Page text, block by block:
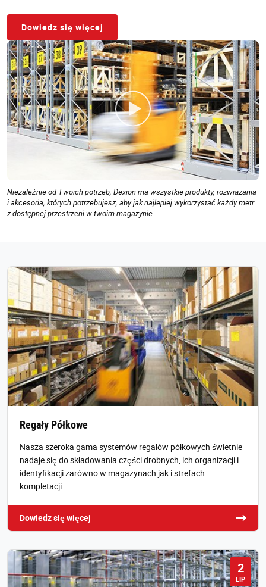
Dowiedz się więcej
Niezależnie od Twoich potrzeb, Dexion ma wszystkie produkty, rozwiązania
i akcesoria, których potrzebujesz, aby jak najlepiej wykorzystać każdy metr
z dostępnej przestrzeni w twoim magazynie.
Regały Półkowe
Nasza szeroka gama systemów regałów półkowych świetnie
nadaje się do składowania części drobnych, ich organizacji i
identyfikacji zarówno w magazynach jak i strefach
kompletacji.
Dowiedz się więcej
2
LIP